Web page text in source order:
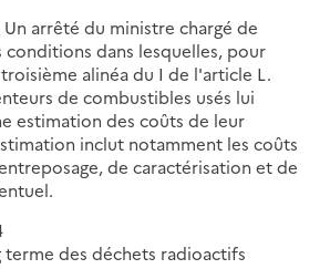
Un arrêté du ministre chargé de
conditions dans lesquelles, pour
alinéa du I de l'article L.
de combustibles usés lui
estimation des coûts de leur
inclut notamment les coûts
de caractérisation et de
terme des déchets radioactifs